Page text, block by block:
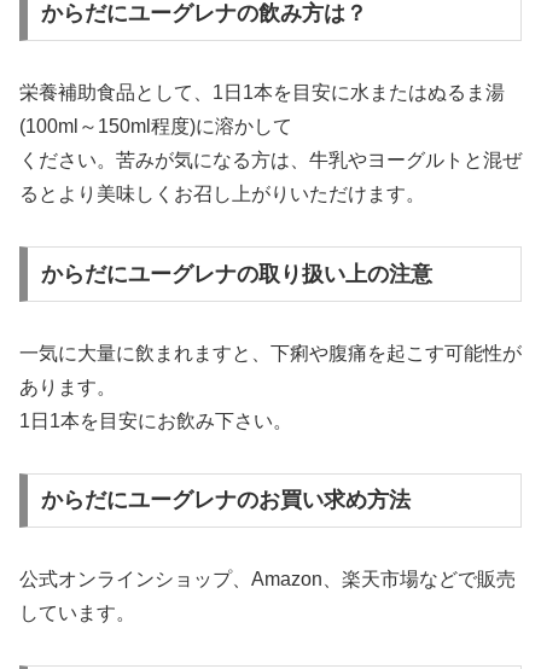
からだにユーグレナの飲み方は？
栄養補助食品として、1日1本を目安に水またはぬるま湯
(100ml～150ml程度)に溶かして
ください。苦みが気になる方は、牛乳やヨーグルトと混ぜ
るとより美味しくお召し上がりいただけます。
からだにユーグレナの取り扱い上の注意
一気に大量に飲まれますと、下痢や腹痛を起こす可能性が
あります。
1日1本を目安にお飲み下さい。
からだにユーグレナのお買い求め方法
公式オンラインショップ、Amazon、楽天市場などで販売
しています。